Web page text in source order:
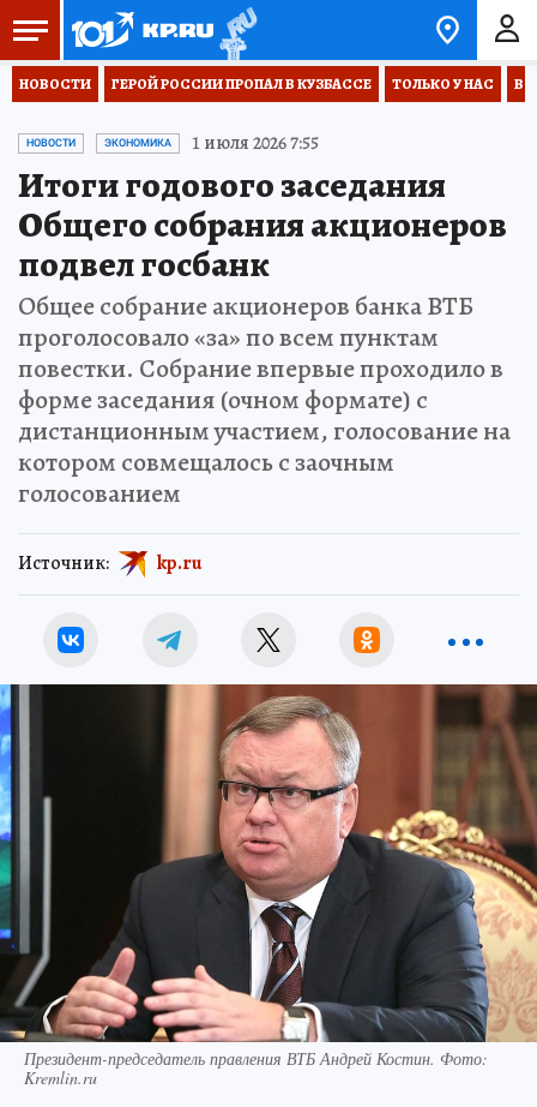
НОВОСТИ ГЕРОЙ РОССИИ ПРОПАЛ В КУЗБАССЕ ТОЛЬКО У НАС
НОВОСТИ ЭКОНОМИКА 1 июля 2026 7:55
Итоги годового заседания
Общего собрания акционеров
подвел госбанк
Общее собрание акционеров банка ВТБ
проголосовало «за» по всем пунктам
повестки. Собрание впервые проходило в
форме заседания (очном формате) с
дистанционным участием, голосование на
котором совмещалось с заочным
голосованием
Источник: kp.ru
Президент-председатель правления ВТБ Андрей Костин. Фото:
Kremlin.ru